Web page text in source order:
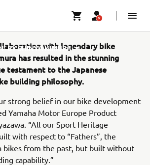
BY SHINYA KIMURAwith legendary bike
has resulted in the stunning
testament to the Japanese
building philosophy.
strong belief in our bike development
Yamaha Motor Europe Product
“All our Sport Heritage
with respect to “Fathers”, the
bikes from the past, but built without
capability.”